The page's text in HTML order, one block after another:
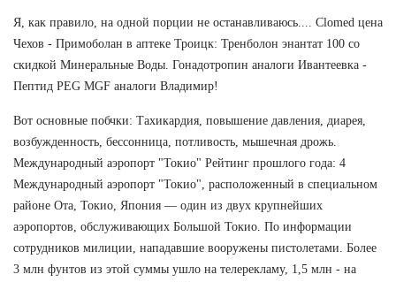
Я, как правило, на одной порции не останавливаюсь.... Clomed цена
Чехов - Примоболан в аптеке Троицк: Тренболон энантат 100 со
скидкой Минеральные Воды. Гонадотропин аналоги Ивантеевка -
Пептид PEG MGF аналоги Владимир!
Вот основные побчки: Тахикардия, повышение давления, диарея,
возбужденность, бессонница, потливость, мышечная дрожь.
Международный аэропорт "Токио" Рейтинг прошлого года: 4
Международный аэропорт "Токио", расположенный в специальном
районе Ота, Токио, Япония — один из двух крупнейших
аэропортов, обслуживающих Большой Токио. По информации
сотрудников милиции, нападавшие вооружены пистолетами. Более
3 млн фунтов из этой суммы ушло на телерекламу, 1,5 млн - на